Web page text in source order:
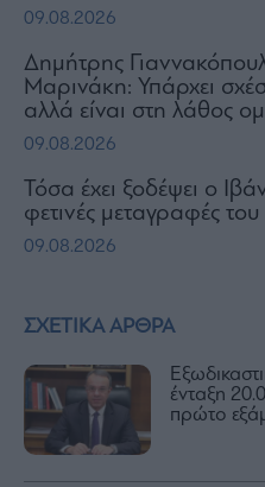
ΣΧΕΤΙΚΑ ΑΡΘΡΑ
ένταξη
πρώτο
09.08.2026
Δημήτρης
Μαρινάκη: Υπάρχει
αλλά είναι στη λάθος
09.08.2026
Τόσα έχει ξοδέψει ο
φετινές μεταγραφές
09.08.2026